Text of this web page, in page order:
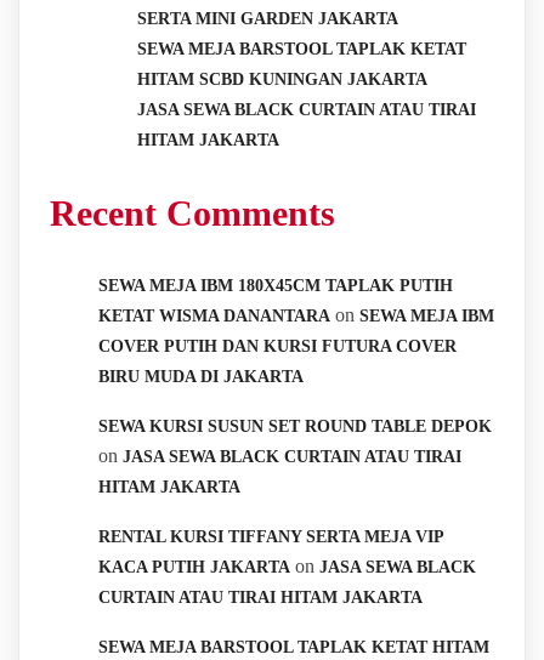
SERTA MINI GARDEN JAKARTA
SEWA MEJA BARSTOOL TAPLAK KETAT
HITAM SCBD KUNINGAN JAKARTA
JASA SEWA BLACK CURTAIN ATAU TIRAI
HITAM JAKARTA
Recent Comments
SEWA MEJA IBM 180X45CM TAPLAK PUTIH
KETAT WISMA DANANTARA on SEWA MEJA IBM
COVER PUTIH DAN KURSI FUTURA COVER
BIRU MUDA DI JAKARTA
SEWA KURSI SUSUN SET ROUND TABLE DEPOK
on JASA SEWA BLACK CURTAIN ATAU TIRAI
HITAM JAKARTA
RENTAL KURSI TIFFANY SERTA MEJA VIP
KACA PUTIH JAKARTA on JASA SEWA BLACK
CURTAIN ATAU TIRAI HITAM JAKARTA
SEWA MEJA BARSTOOL TAPLAK KETAT HITAM